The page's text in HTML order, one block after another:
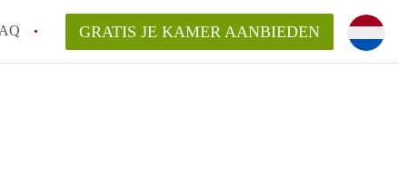
GRATIS JE KAMER AANBIEDEN